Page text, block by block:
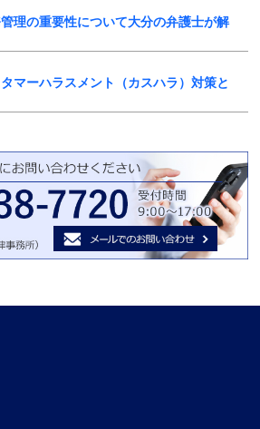
理の重要性について大分の弁護士が解
マーハラスメント（カスハラ）対策と